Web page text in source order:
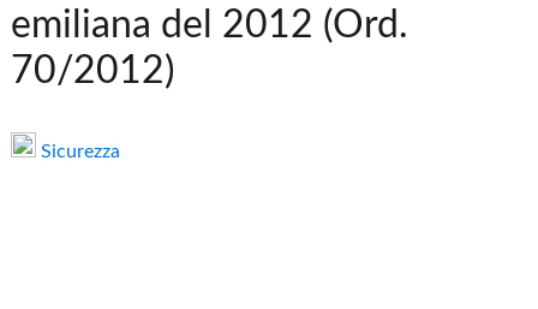
emiliana del 2012 (Ord.
70/2012)
Sicurezza